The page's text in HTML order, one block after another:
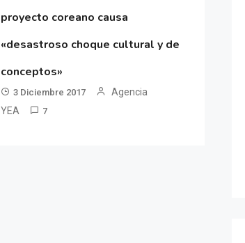
proyecto coreano causa
«desastroso choque cultural y de
conceptos»
3 Diciembre 2017
Agencia
YEA
7